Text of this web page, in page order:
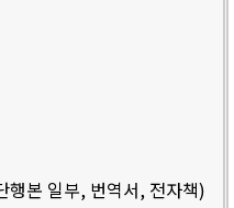
행본 일부, 번역서, 전자책)